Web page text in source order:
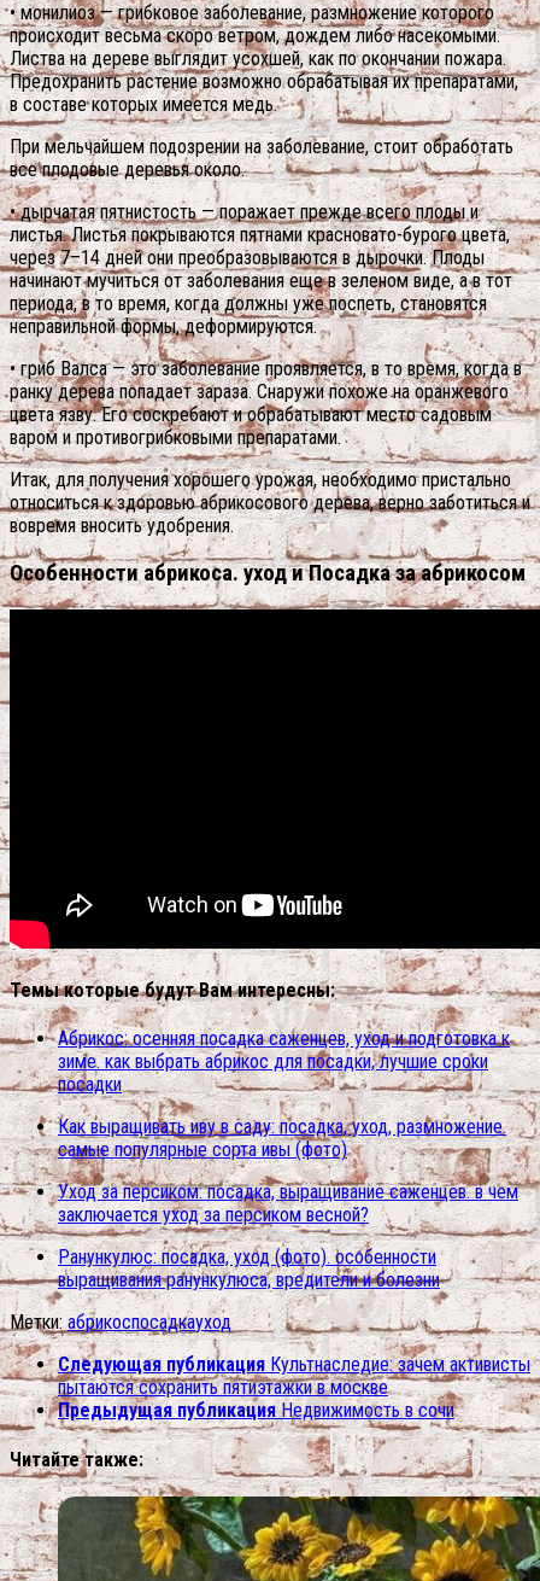
• монилиоз — грибковое заболевание, размножение которого
происходит весьма скоро ветром, дождем либо насекомыми.
Листва на дереве выглядит усохшей, как по окончании пожара.
Предохранить растение возможно обрабатывая их препаратами,
в составе которых имеется медь.
При мельчайшем подозрении на заболевание, стоит обработать
все плодовые деревья около.
• дырчатая пятнистость — поражает прежде всего плоды и
листья. Листья покрываются пятнами красновато-бурого цвета,
через 7–14 дней они преобразовываются в дырочки. Плоды
начинают мучиться от заболевания еще в зеленом виде, а в тот
периода, в то время, когда должны уже поспеть, становятся
неправильной формы, деформируются.
• гриб Валса — это заболевание проявляется, в то время, когда в
ранку дерева попадает зараза. Снаружи похоже на оранжевого
цвета язву. Его соскребают и обрабатывают место садовым
варом и противогрибковыми препаратами.
Итак, для получения хорошего урожая, необходимо пристально
относиться к здоровью абрикосового дерева, верно заботиться и
вовремя вносить удобрения.
Особенности абрикоса. уход и Посадка за абрикосом
Темы которые будут Вам интересны:
Абрикос: осенняя посадка саженцев, уход и подготовка к
зиме. как выбрать абрикос для посадки, лучшие сроки
посадки
Как выращивать иву в саду: посадка, уход, размножение.
самые популярные сорта ивы (фото)
Уход за персиком: посадка, выращивание саженцев. в чем
заключается уход за персиком весной?
Ранункулюс: посадка, уход (фото). особенности
выращивания ранункулюса, вредители и болезни
Метки: абрикоспосадкауход
Следующая публикация Культнаследие: зачем активисты
пытаются сохранить пятиэтажки в москве
Предыдущая публикация Недвижимость в сочи
Читайте также: